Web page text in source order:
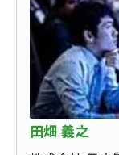
田畑 義之